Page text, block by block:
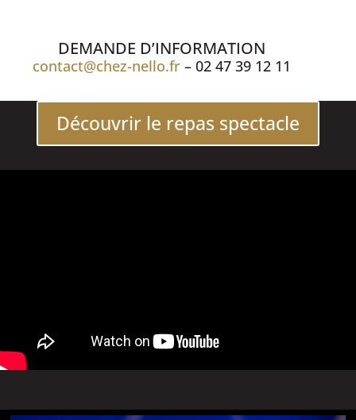
DEMANDE D’INFORMATION
contact@chez-nello.fr – 02 47 39 12 11
Découvrir le repas spectacle